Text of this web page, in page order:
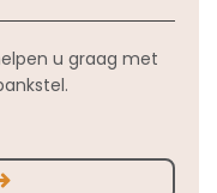
u graag met